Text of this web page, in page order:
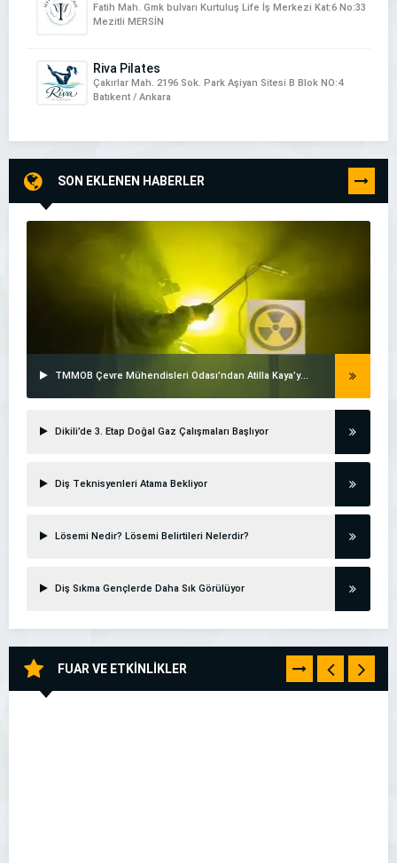
Fatih Mah. Gmk bulvarı Kurtuluş Life İş Merkezi Kat:6 No:33
Mezitli MERSİN
Riva Pilates
Çakırlar Mah. 2196 Sok. Park Aşiyan Sitesi B Blok NO:4
Batıkent / Ankara
SON EKLENEN HABERLER TÜMÜNÜ
GÖR
TMMOB Çevre Mühendisleri Odası’ndan Atilla Kaya’ya Sert Tepki: İzmir’in Çernobil’i Üzerinden Halk Yanıltılıyor
Dikili’de 3. Etap Doğal Gaz Çalışmaları Başlıyor
Diş Teknisyenleri Atama Bekliyor
Lösemi Nedir? Lösemi Belirtileri Nelerdir?
Diş Sıkma Gençlerde Daha Sık Görülüyor
FUAR VE ETKİNLİKLER TÜMÜNÜ
GÖR